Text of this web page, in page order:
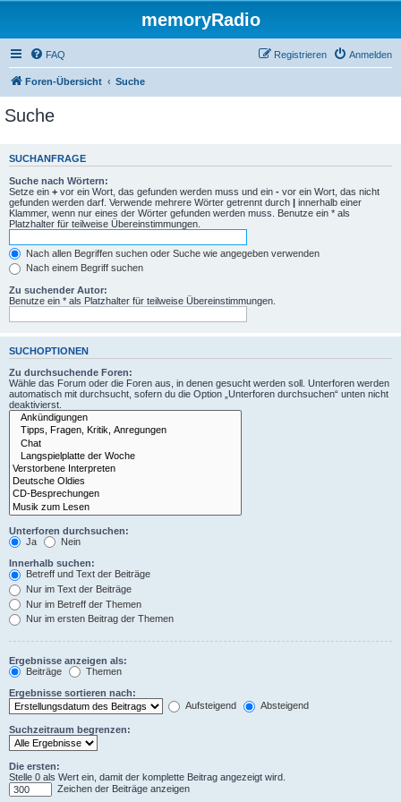
memoryRadio
FAQ Anmelden
Registrieren
Foren-Übersicht Suche
Suche
SUCHANFRAGE
Suche nach Wörtern:
Setze ein + vor ein Wort, das gefunden werden muss und ein - vor ein Wort, das nicht
gefunden werden darf. Verwende mehrere Wörter getrennt durch | innerhalb einer
Klammer, wenn nur eines der Wörter gefunden werden muss. Benutze ein * als
Platzhalter für teilweise Übereinstimmungen.
Nach allen Begriffen suchen oder Suche wie angegeben verwenden
Nach einem Begriff suchen
Zu suchender Autor:
Benutze ein * als Platzhalter für teilweise Übereinstimmungen.
SUCHOPTIONEN
Zu durchsuchende Foren:
Wähle das Forum oder die Foren aus, in denen gesucht werden soll. Unterforen werden
automatisch mit durchsucht, sofern du die Option „Unterforen durchsuchen“ unten nicht
deaktivierst.
Unterforen durchsuchen:
Ja
Nein
Innerhalb suchen:
Betreff und Text der Beiträge
Nur im Text der Beiträge
Nur im Betreff der Themen
Nur im ersten Beitrag der Themen
Ergebnisse anzeigen als:
Beiträge
Themen
Ergebnisse sortieren nach:
Aufsteigend
Absteigend
Suchzeitraum begrenzen:
Die ersten:
Stelle 0 als Wert ein, damit der komplette Beitrag angezeigt wird.
Zeichen der Beiträge anzeigen